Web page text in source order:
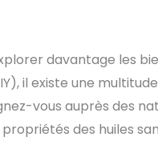
davantage les
il existe une
vous auprès des
des huiles